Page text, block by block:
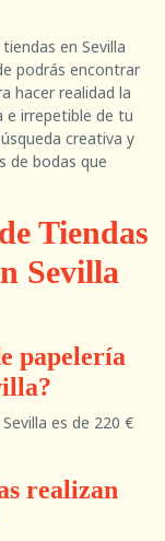
en Sevilla
podrás encontrar
hacer realidad la
e irrepetible de tu
creativa y
de bodas que
Tiendas
Sevilla
papelería
es de 220 €
realizan